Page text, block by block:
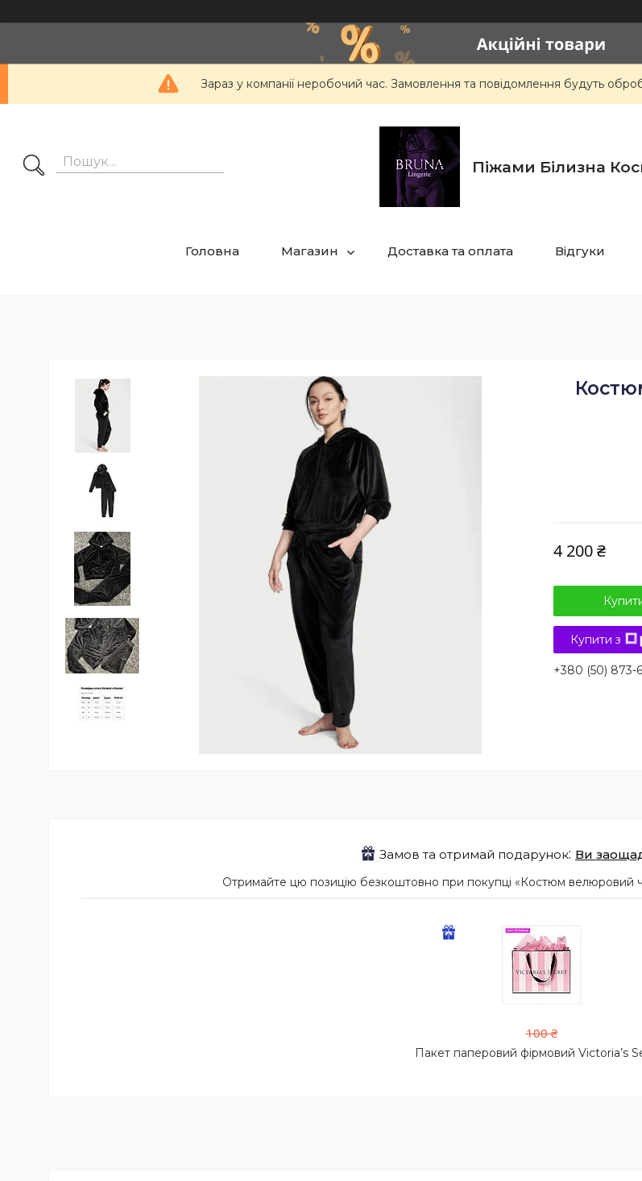
Зараз у компанії неробочий час. Замовлення та повідомлення будуть
Піжами Білизна
Головна Магазин Доставка та оплата Відгуки
4 200 ₴
Купити з
+380 (50) 873-
Замов та отримай подарунок Ви
Отримайте цю позицію безкоштовно при покупці «Костюм велюровий
100 ₴
Пакет паперовий фірмовий Victoria’s